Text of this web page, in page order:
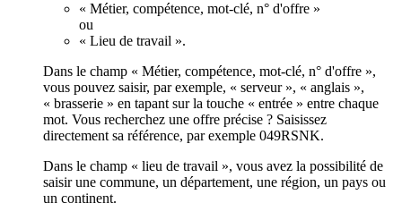
« Métier, compétence, mot-clé, n° d'offre »
ou
« Lieu de travail ».
Dans le champ « Métier, compétence, mot-clé, n° d'offre »,
vous pouvez saisir, par exemple, « serveur », « anglais »,
« brasserie » en tapant sur la touche « entrée » entre chaque
mot. Vous recherchez une offre précise ? Saisissez
directement sa référence, par exemple 049RSNK.
Dans le champ « lieu de travail », vous avez la possibilité de
saisir une commune, un département, une région, un pays ou
un continent.